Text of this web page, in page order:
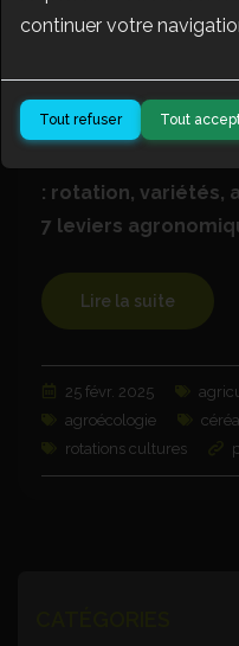
: rotation, variétés,
7 leviers
Lire la suite
25 févr. 2025
agroécologie
rotations cultures
continuer votre
Tout refuser Tout